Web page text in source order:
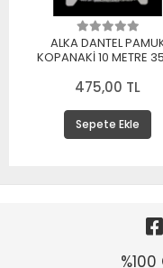
ALKA DANTEL
KOPANAKİ 10 METRE
475,00 TL
Sepete Ekle